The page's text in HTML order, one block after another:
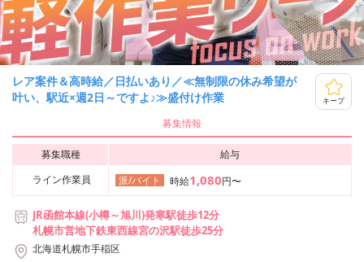
レア案件＆高時給／日払いあり／≪無制限の休み希望が
叶い、駅近×週2日～ですよ♪≫盛付け作業
キープ
募集情報
募集職種
給与
ライン作業員
派/バイト 時給1,080円〜
JR函館本線(小樽～旭川)発寒駅徒歩12分
札幌市営地下鉄東西線宮の沢駅徒歩25分
北海道札幌市手稲区